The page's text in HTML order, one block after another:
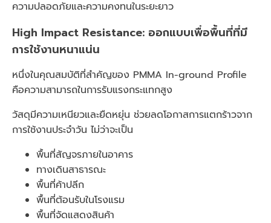
ความปลอดภัยและความคงทนในระยะยาว
High Impact Resistance: ออกแบบเพื่อพื้นที่ที่มี
การใช้งานหนาแน่น
หนึ่งในคุณสมบัติที่สำคัญของ PMMA In-ground Profile
คือความสามารถในการรับแรงกระแทกสูง
วัสดุมีความเหนียวและยืดหยุ่น ช่วยลดโอกาสการแตกร้าวจาก
การใช้งานประจำวัน ไม่ว่าจะเป็น
พื้นที่สัญจรภายในอาคาร
ทางเดินสาธารณะ
พื้นที่ค้าปลีก
พื้นที่ต้อนรับในโรงแรม
พื้นที่จัดแสดงสินค้า